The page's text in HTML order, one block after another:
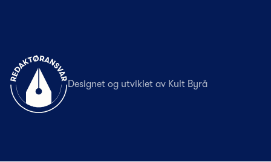
Til forsiden
Designet og utviklet av Kult Byrå